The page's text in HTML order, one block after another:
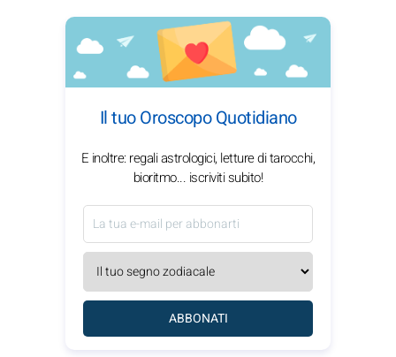
Il tuo Oroscopo Quotidiano
E inoltre: regali astrologici, letture di tarocchi,
bioritmo... iscriviti subito!
ABBONATI